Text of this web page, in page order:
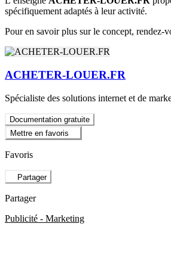
spécifiquement adaptés à leur activité.
Pour en savoir plus sur le concept, rendez-
ACHETER-LOUER.FR
Spécialiste des solutions internet et de
Documentation gratuite
Mettre en favoris
Favoris
Partager
Partager
Publicité - Marketing